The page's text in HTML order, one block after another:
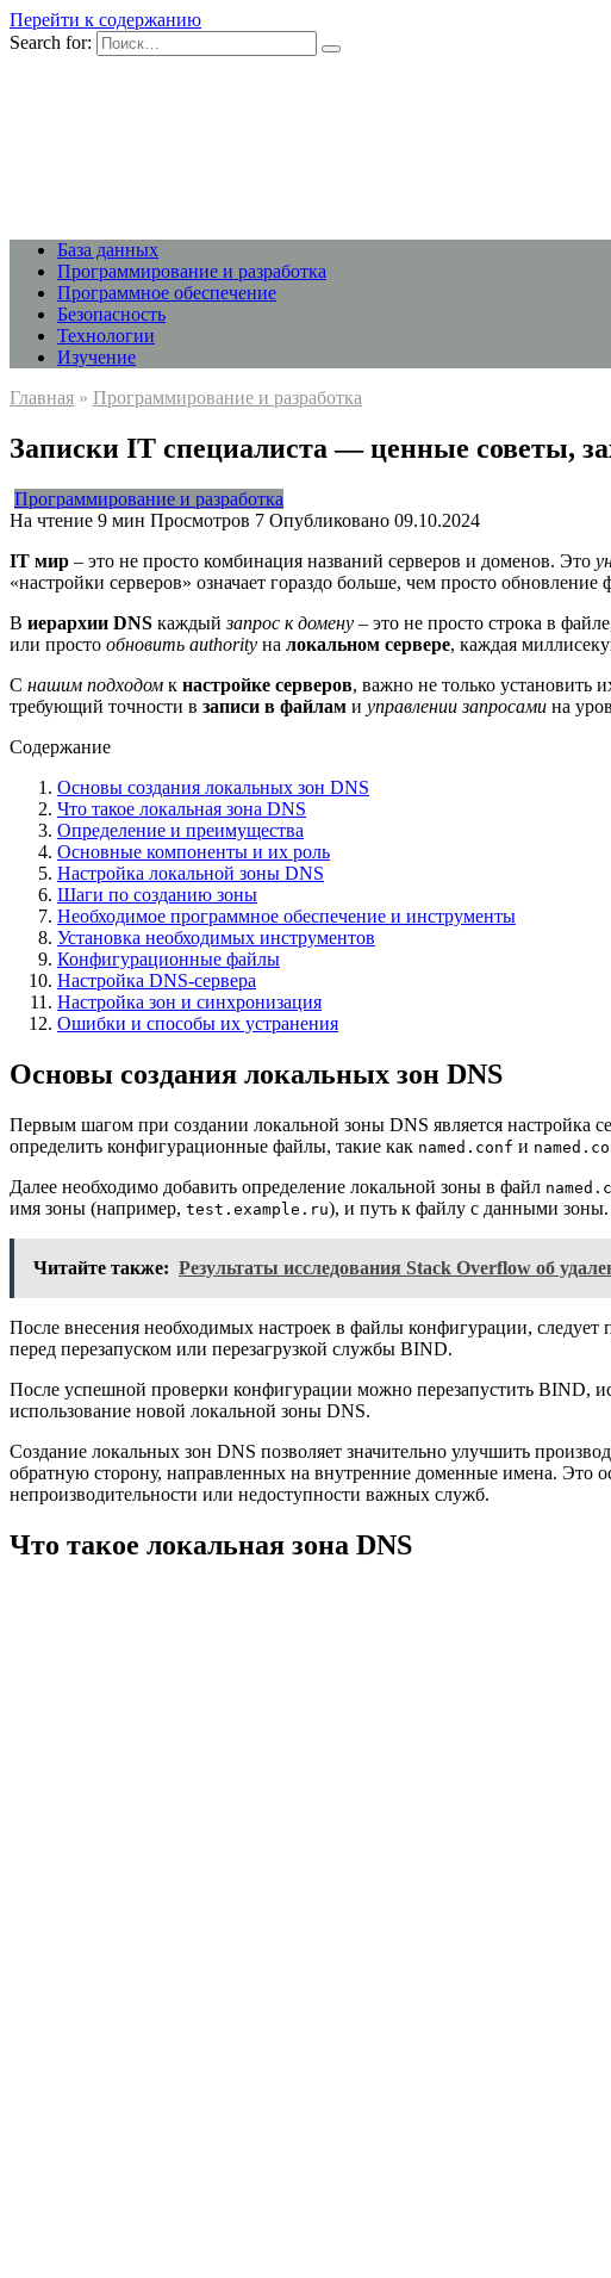
Перейти к содержанию
Search for:
База данных
Программирование и разработка
Программное обеспечение
Безопасность
Технологии
Изучение
Главная » Программирование и разработка
Записки IT специалиста — ценные советы,
Программирование и разработка
На чтение 9 мин Просмотров 7 Опубликовано 09.10.2024
IT мир – это не просто комбинация названий серверов и доменов. Это
«настройки серверов» означает гораздо больше, чем просто обновление
В иерархии DNS каждыйзапрос к домену – это не просто строка в
или просто обновить authority на локальном сервере, каждая
С нашим подходом к настройке серверов, важно не только установить
требующий точности в записи в файлам и управлении запросами на
Содержание
Основы создания локальных зон DNS
Что такое локальная зона DNS
Определение и преимущества
Основные компоненты и их роль
Настройка локальной зоны DNS
Шаги по созданию зоны
Необходимое программное обеспечение и инструменты
Установка необходимых инструментов
Конфигурационные файлы
Настройка DNS-сервера
Настройка зон и синхронизация
Ошибки и способы их устранения
Основы создания локальных зон DNS
Первым шагом при создании локальной зоны DNS является настройка
определить конфигурационные файлы, такие как named.conf и
Далее необходимо добавить определение локальной зоны в файл
имя зоны (например, test.example.ru), и путь к файлу с данными зоны.
Читайте также: Результаты исследования Stack Overflow об
После внесения необходимых настроек в файлы конфигурации,
перед перезапуском или перезагрузкой службы BIND.
После успешной проверки конфигурации можно перезапустить BIND,
использование новой локальной зоны DNS.
Создание локальных зон DNS позволяет значительно улучшить
обратную сторону, направленных на внутренние доменные имена. Это
непроизводительности или недоступности важных служб.
Что такое локальная зона DNS